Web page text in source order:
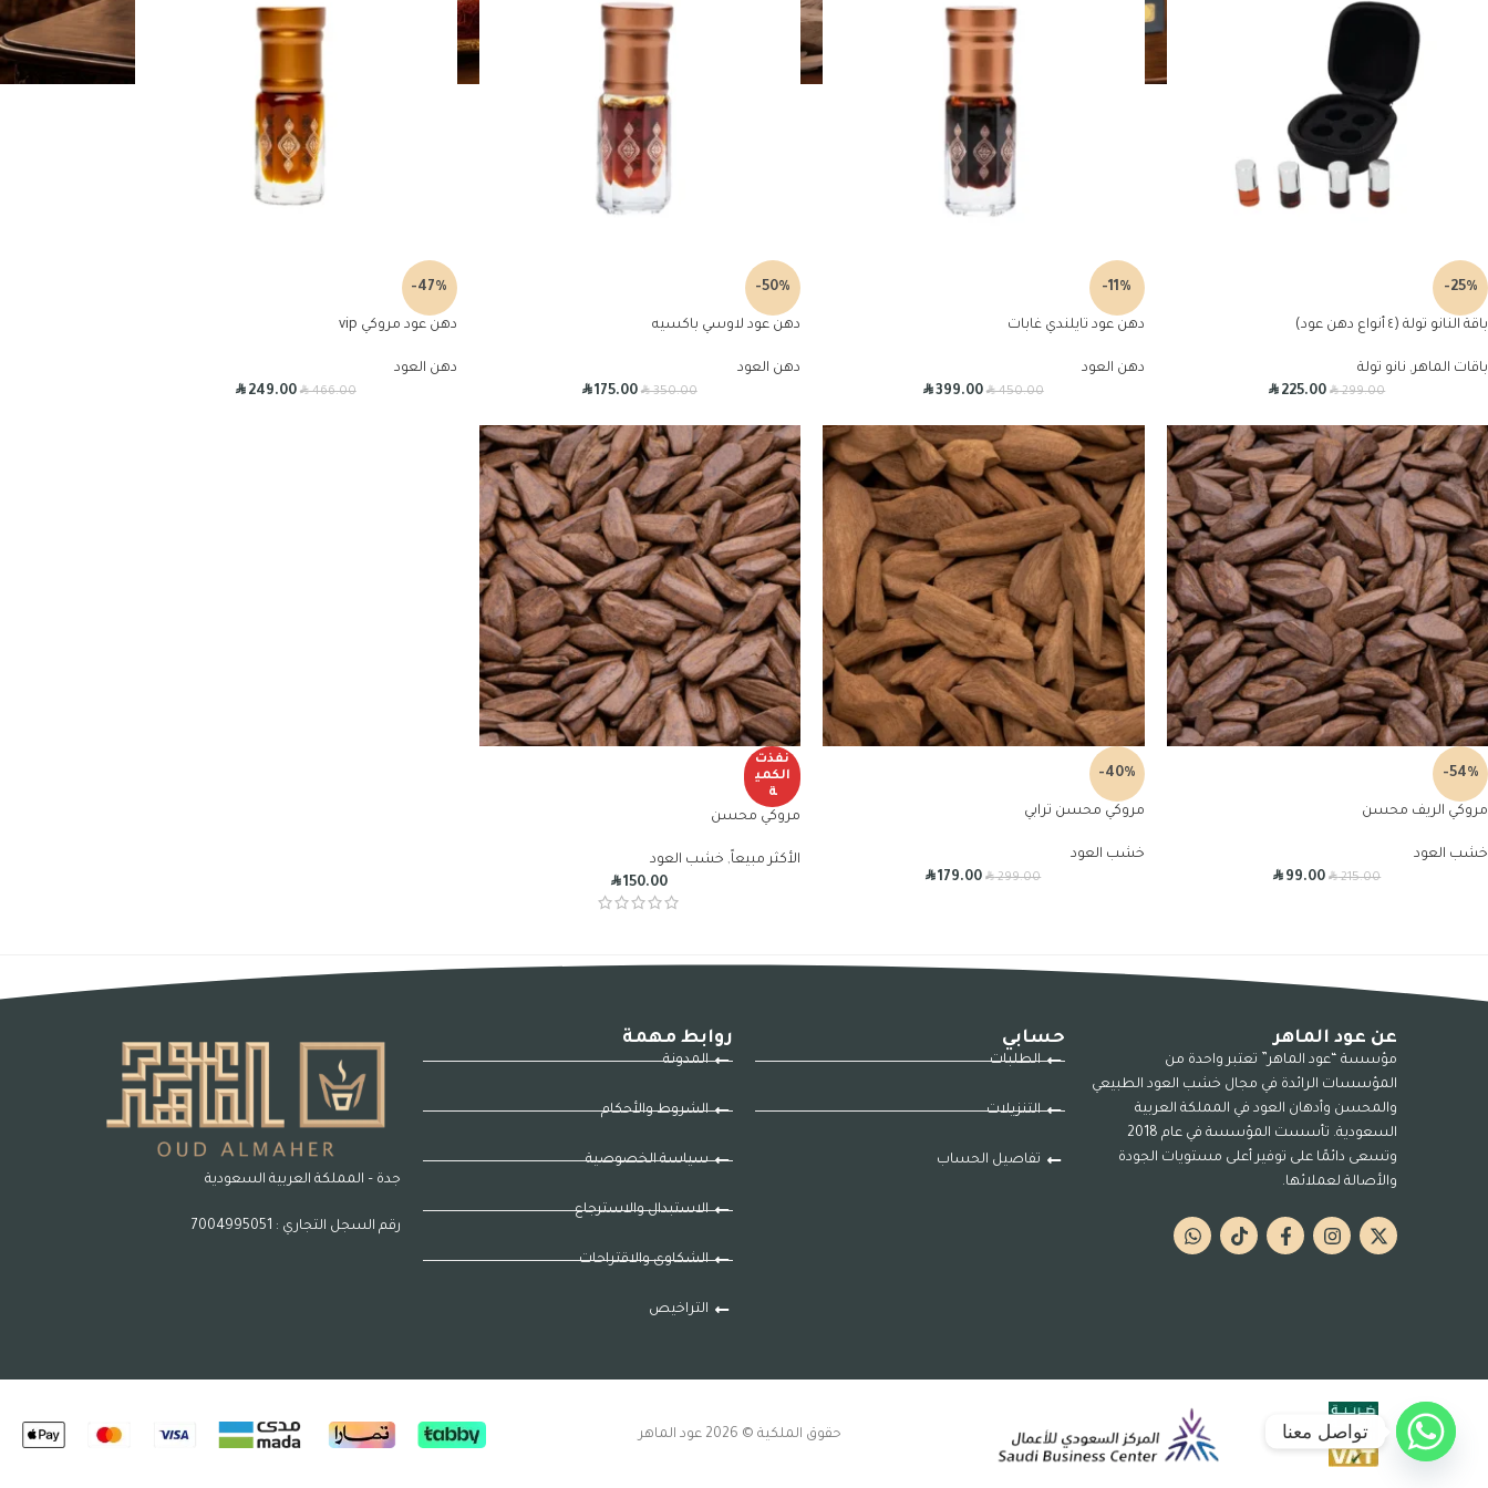
-25%
باقة النانو تولة (٤ أنواع دهن عود)
باقات الماهر , نانو تولة
R299.00
R225.00
-11%
دهن عود تايلندي غابات
دهن العود
R450.00
R399.00
-50%
دهن عود لاوسي باكسيه
دهن العود
R350.00
R175.00
-47%
دهن عود مروكي vip
دهن العود
R466.00
R249.00
-54%
مروكي الريف محسن
خشب العود
R215.00
R99.00
-40%
مروكي محسن ترابي
خشب العود
R299.00
R179.00
نفذت
الكمي
ة
مروكي محسن
الأكثر مبيعاً, خشب العود
R150.00
عن عود الماهر
مؤسسة “عود الماهر” تعتبر واحدة من
المؤسسات الرائدة في مجال خشب العود الطبيعي
والمحسن وأدهان العود في المملكة العربية
السعودية. تأسست المؤسسة في عام 2018
وتسعى دائمًا على توفير أعلى مستويات الجودة
والأصالة لعملائها.
حسابي
الطلبات
التنزيلات
تفاصيل الحساب
روابط مهمة
المدونة
الشروط والأحكام
سياسة الخصوصية
الاستبدال والاسترجاع
الشكاوى والاقتراحات
التراخيص
جدة – المملكة العربية السعودية
رقم السجل التجاري : 7004995051
حقوق الملكية © 2026 عود الماهر تواصل معنا